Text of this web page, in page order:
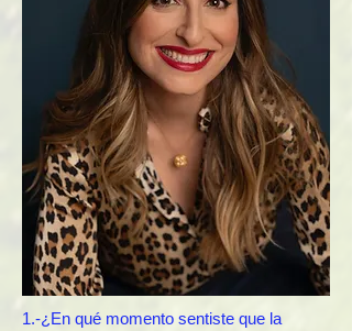
1.-¿En qué momento sentiste que la